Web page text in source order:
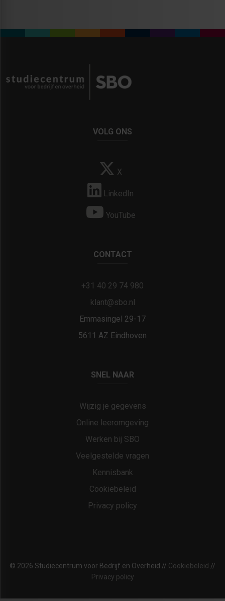
VOLG ONS
X
LinkedIn
YouTube
CONTACT
+31 40 29 74 980
klant@sbo.nl
Emmasingel 29-17
5611 AZ Eindhoven
SNEL NAAR
Wijzig je gegevens
Online leeromgeving
Werken bij SBO
Veelgestelde vragen
Kennisbank
Cookiebeleid
Privacy policy
© 2026 Studiecentrum voor Bedrijf en Overheid // Cookiebeleid //
Privacy policy